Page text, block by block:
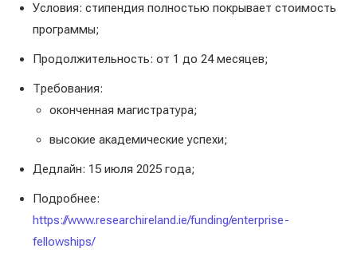
Условия: стипендия полностью покрывает стоимость
программы;
Продолжительность: от 1 до 24 месяцев;
Требования:
оконченная магистратура;
высокие академические успехи;
Дедлайн: 15 июля 2025 года;
Подробнее:
https://www.researchireland.ie/funding/enterprise-
fellowships/